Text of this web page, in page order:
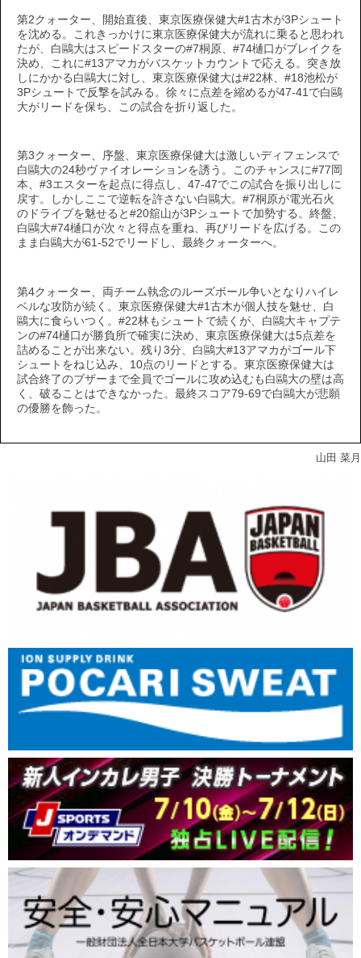
第2クォーター、開始直後、東京医療保健大#1古木が3Pシュート
を沈める。これきっかけに東京医療保健大が流れに乗ると思われ
たが、白鷗大はスピードスターの#7桐原、#74樋口がブレイクを
決め、これに#13アマカがバスケットカウントで応える。突き放
しにかかる白鷗大に対し、東京医療保健大は#22林、#18池松が
3Pシュートで反撃を試みる。徐々に点差を縮めるが47-41で白鷗
大がリードを保ち、この試合を折り返した。
第3クォーター、序盤、東京医療保健大は激しいディフェンスで
白鷗大の24秒ヴァイオレーションを誘う。このチャンスに#77岡
本、#3エスターを起点に得点し、47-47でこの試合を振り出しに
戻す。しかしここで逆転を許さない白鷗大。#7桐原が電光石火
のドライブを魅せると#20舘山が3Pシュートで加勢する。終盤、
白鷗大#74樋口が次々と得点を重ね、再びリードを広げる。この
まま白鷗大が61-52でリードし、最終クォーターへ。
第4クォーター、両チーム執念のルーズボール争いとなりハイレ
ベルな攻防が続く。東京医療保健大#1古木が個人技を魅せ、白
鷗大に食らいつく。#22林もシュートで続くが、白鷗大キャプテ
ンの#74樋口が勝負所で確実に決め、東京医療保健大は5点差を
詰めることが出来ない。残り3分、白鷗大#13アマカがゴール下
シュートをねじ込み、10点のリードとする。東京医療保健大は
試合終了のブザーまで全員でゴールに攻め込むも白鷗大の壁は高
く、破ることはできなかった。最終スコア79-69で白鷗大が悲願
の優勝を飾った。
山田 菜月